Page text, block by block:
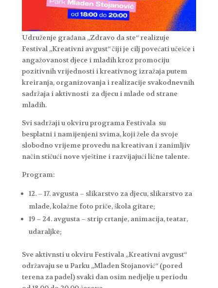
Udruženje građana „Zdravo da ste“ realizuje
Festival „Kreativni avgust“ čiji je cilj povećati učešće i
angažovanost djece i mladih kroz promociju
pozitivnih vrijednosti i kreativnog izražaja putem
kreiranja, organizovanja i realizacije svakodnevnih
sadržaja i aktivnosti za djecu i mlade od strane
mladih.
Svi sadržaji u okviru programa Festivala su
besplatni i namijenjeni svima, koji žele da svoje
slobodno vrijeme provedu na kreativan i zanimljiv
način stičući nove vještine i razvijajući lične talente.
Program:
12. – 17. avgusta – slikarstvo za djecu, slikarstvo za
mlade, kolažne foto priče, škola gitare;
19 – 24. avgusta – strip crtanje, animacija, teatar,
udaraljke;
Sve aktivnsti u okviru Festivala „Kreativni avgust“
održavaju se u Parku „Mladen Stojanović“ (pored
terena za padel) svaki dan osim nedjelje u periodu